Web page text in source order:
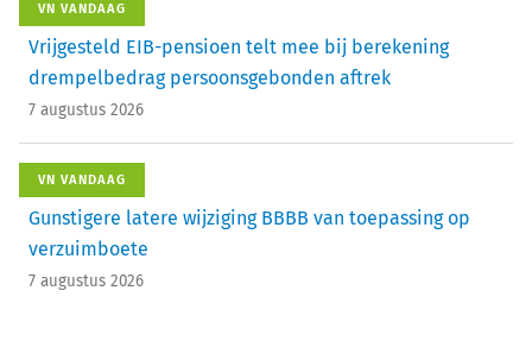
VN VANDAAG
Vrijgesteld EIB-pensioen telt mee bij berekening
drempelbedrag persoonsgebonden aftrek
7 augustus 2026
VN VANDAAG
Gunstigere latere wijziging BBBB van toepassing op
verzuimboete
7 augustus 2026